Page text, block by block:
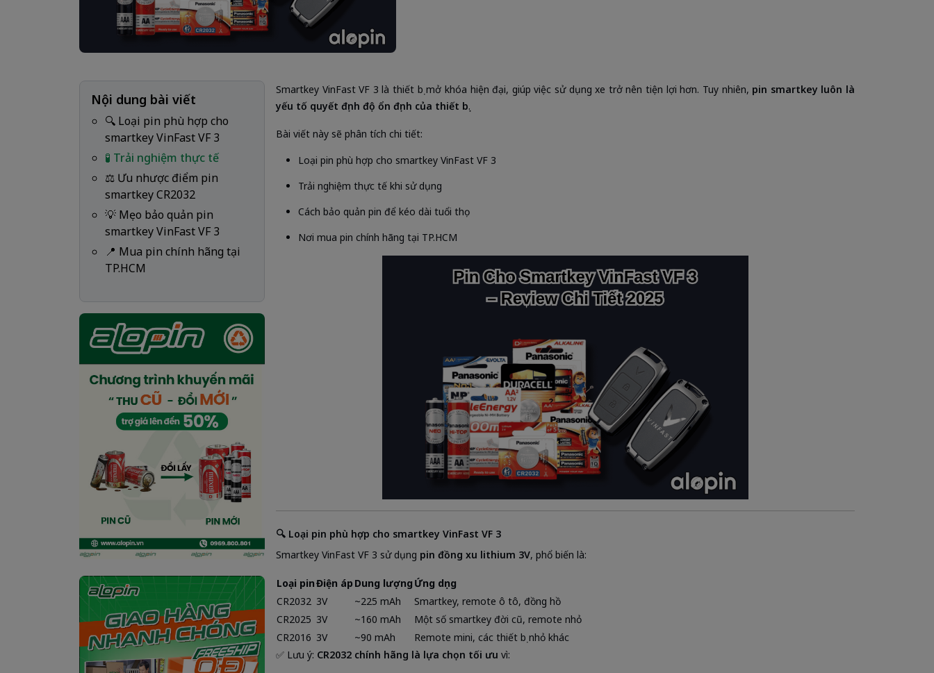
Nội dung bài viết
🔍 Loại pin phù hợp cho
smartkey VinFast VF 3
🧪 Trải nghiệm thực tế
⚖️ Ưu nhược điểm pin
smartkey CR2032
💡 Mẹo bảo quản pin
smartkey VinFast VF 3
📍 Mua pin chính hãng tại
TP.HCM
Smartkey VinFast VF 3 là thiết bị mở khóa hiện đại, giúp việc sử dụng xe trở nên tiện lợi hơn. Tuy nhiên, pin smartkey luôn là
yếu tố quyết định độ ổn định của thiết bị.
Bài viết này sẽ phân tích chi tiết:
Loại pin phù hợp cho smartkey VinFast VF 3
Trải nghiệm thực tế khi sử dụng
Cách bảo quản pin để kéo dài tuổi thọ
Nơi mua pin chính hãng tại TP.HCM
🔍 Loại pin phù hợp cho smartkey VinFast VF 3
Smartkey VinFast VF 3 sử dụng pin đồng xu lithium 3V, phổ biến là:
Loại pinĐiện áp Dung lượng Ứng dụng
CR2032 3V ~225 mAh
Smartkey, remote ô tô, đồng hồ
CR2025 3V ~160 mAh
Một số smartkey đời cũ, remote nhỏ
CR2016 3V ~90 mAh
Remote mini, các thiết bị nhỏ khác
✅ Lưu ý: CR2032 chính hãng là lựa chọn tối ưu vì: